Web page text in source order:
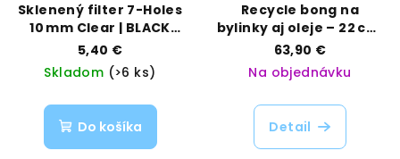
Sklenený filter 7-Holes
10 mm Clear | BLACK
LEAF | VAPORAMA
5,40 €
Skladom (>6 ks)
Do košíka
Recycle bong na
bylinky aj oleje – 22 cm,
čierny | BLAZE |
Vaporama
63,90 €
Na objednávku
Detail